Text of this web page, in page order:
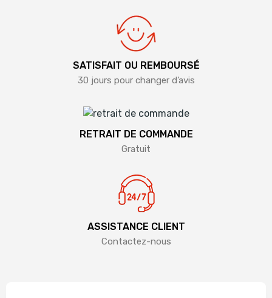
SATISFAIT OU REMBOURSÉ
30 jours pour changer d’avis
RETRAIT DE COMMANDE
Gratuit
ASSISTANCE CLIENT
Contactez-nous